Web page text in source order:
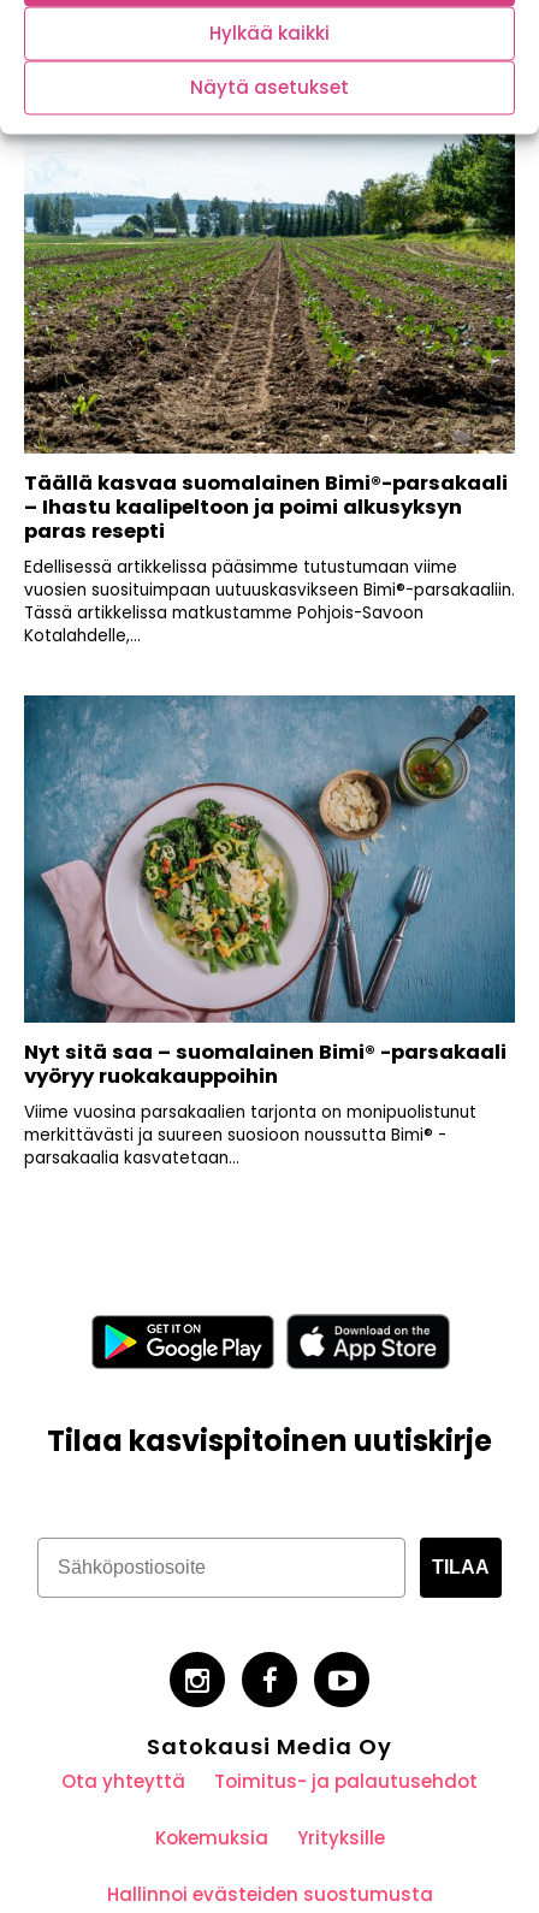
Hylkää kaikki
Näytä asetukset
Joko luit aikaisemmat artikkelimme tämän kesän
hittikasviksesta Bimi® -parsakaalista? Ensimmäisessä
artikkelissa selvitimme mikä Bimi®...
Täällä kasvaa suomalainen Bimi®-parsakaali
– Ihastu kaalipeltoon ja poimi alkusyksyn
paras resepti
Edellisessä artikkelissa pääsimme tutustumaan viime
vuosien suosituimpaan uutuuskasvikseen Bimi®-parsakaaliin.
Tässä artikkelissa matkustamme Pohjois-Savoon
Kotalahdelle,...
Nyt sitä saa – suomalainen Bimi® -parsakaali
vyöryy ruokakauppoihin
Viime vuosina parsakaalien tarjonta on monipuolistunut
merkittävästi ja suureen suosioon noussutta Bimi® -
parsakaalia kasvatetaan...
Tilaa kasvispitoinen uutiskirje
TILAA
Satokausi Media Oy
Ota yhteyttä Toimitus- ja palautusehdot
Kokemuksia Yrityksille
Hallinnoi evästeiden suostumusta